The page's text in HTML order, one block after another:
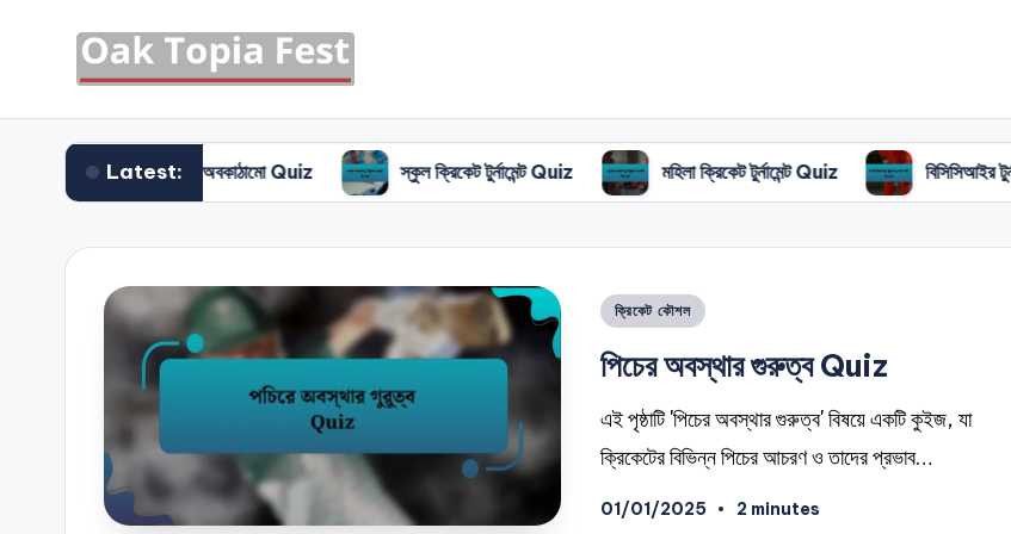
Latest:
স্টেডিয়াম ও অবকাঠামো Quiz স্কুল ক্রিকেট টুর্নামেন্ট Quiz মহিলা ক্রিকেট টুর্নামেন্ট Quiz বিসিসিআইর টুর্নামেন্ট সূচী Quiz
Posted
ক্রিকেট কৌশল
পিচের অবস্থার গুরুত্ব Quiz
এই পৃষ্ঠাটি 'পিচের অবস্থার গুরুত্ব' বিষয়ে একটি কুইজ, যা
ক্রিকেটের বিভিন্ন পিচের আচরণ ও তাদের প্রভাব…
01/01/2025 2 minutes